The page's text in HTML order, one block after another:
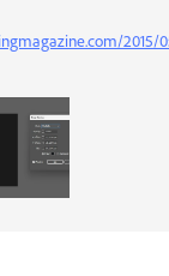
2015/